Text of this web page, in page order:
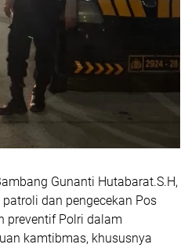
Gunanti Hutabarat.S.H,
dan pengecekan Pos
preventif Polri dalam
kamtibmas, khususnya